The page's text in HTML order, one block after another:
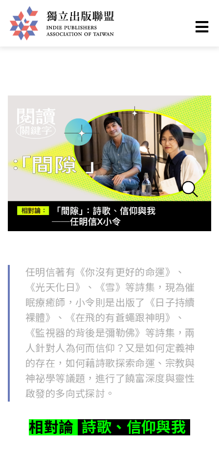
to
main
d
e
P
b
s
s
You
are
Home ❯ 出版現場
任明信著有《你沒有更好的命運》、
《光天化日》、《雪》等詩集，現為催
眠療癒師，小令則是出版了《日子持續
裸體》、《在飛的有蒼蠅跟神明》、
《監視器的背後是彌勒佛》等詩集，兩
人針對人為何而信仰？又是如何定義神
的存在，如何藉詩歌探索命運、宗教與
神祕學等議題，進行了饒富深度與靈性
啟發的多向式探討。
相對論 詩歌、信仰與我